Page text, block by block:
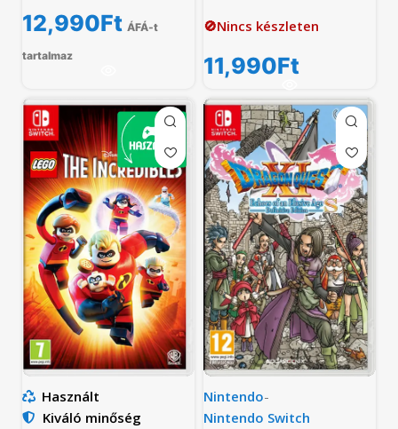
12,990Ft ÁFÁ-t
tartalmaz
🚫Nincs készleten
11,990Ft
Használt
Kiváló minőség
Nintendo-
Nintendo Switch